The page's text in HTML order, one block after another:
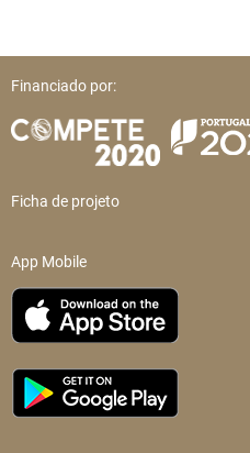
Financiado por:
Ficha de projeto
App Mobile